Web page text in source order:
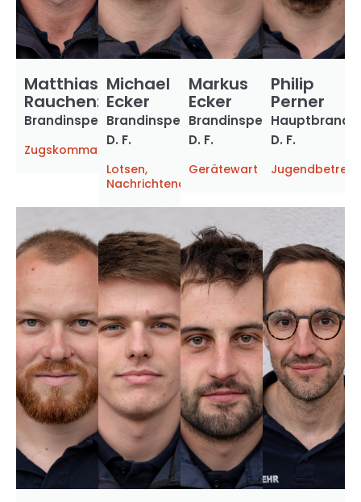
Matthias
Rauchenzauner
Brandinspektor
Zugskommandant
Michael
Ecker
Brandinspektor
D. F.
Lotsen,
Nachrichtendienst
Markus
Ecker
Brandinspektor
D. F.
Gerätewart
Philip
Perner
D. F.